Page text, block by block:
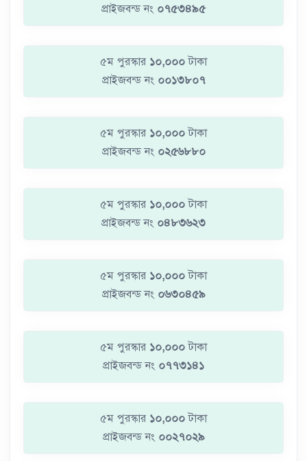
প্রাইজবন্ড নং ০৭৫৩৪৯৫
৫ম পুরস্কার ১০,০০০ টাকা
প্রাইজবন্ড নং ০০১৩৮০৭
৫ম পুরস্কার ১০,০০০ টাকা
প্রাইজবন্ড নং ০২৫৬৮৮০
৫ম পুরস্কার ১০,০০০ টাকা
প্রাইজবন্ড নং ০৪৮৩৬২৩
৫ম পুরস্কার ১০,০০০ টাকা
প্রাইজবন্ড নং ০৬৩০৪৫৯
৫ম পুরস্কার ১০,০০০ টাকা
প্রাইজবন্ড নং ০৭৭৩১৪১
৫ম পুরস্কার ১০,০০০ টাকা
প্রাইজবন্ড নং ০০২৭০২৯